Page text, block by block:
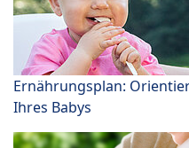
Ernährungsplan:
Ihres Babys